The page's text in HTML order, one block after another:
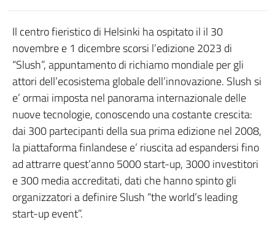
Il centro fieristico di Helsinki ha ospitato il il 30
novembre e 1 dicembre scorsi l’edizione 2023 di
“Slush”, appuntamento di richiamo mondiale per gli
attori dell’ecosistema globale dell’innovazione. Slush si
e’ ormai imposta nel panorama internazionale delle
nuove tecnologie, conoscendo una costante crescita:
dai 300 partecipanti della sua prima edizione nel 2008,
la piattaforma finlandese e’ riuscita ad espandersi fino
ad attrarre quest’anno 5000 start-up, 3000 investitori
e 300 media accreditati, dati che hanno spinto gli
organizzatori a definire Slush “the world’s leading
start-up event”.